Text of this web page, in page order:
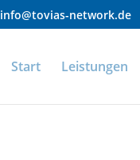
info@tovias-network.de
Start Leistungen